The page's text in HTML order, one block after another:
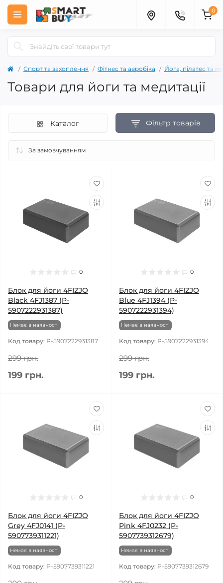
0
Спорт та захоплення Фітнес та аеробіка Йога, пілатес та
Товари для йоги та медитації
Фільтр товарів
Каталог
0
Блок для йоги 4FIZJO
Black 4FJ1387 (P-
5907222931387)
Немає в наявності
Код товару: P-5907222931387
299 грн.
199 грн.
0
Блок для йоги 4FIZJO
Blue 4FJ1394 (P-
5907222931394)
Немає в наявності
Код товару: P-5907222931394
299 грн.
199 грн.
0
Блок для йоги 4FIZJO
Grey 4FJ0141 (P-
5907739311221)
Немає в наявності
Код товару: P-5907739311221
0
Блок для йоги 4FIZJO
Pink 4FJ0232 (P-
5907739312679)
Немає в наявності
Код товару: P-5907739312679